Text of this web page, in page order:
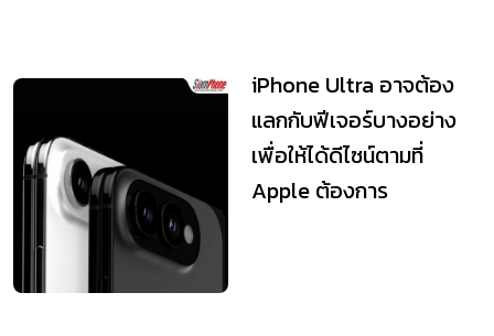
iPhone Ultra อาจต้อง
แลกกับฟีเจอร์บางอย่าง
เพื่อให้ได้ดีไซน์ตามที่
Apple ต้องการ